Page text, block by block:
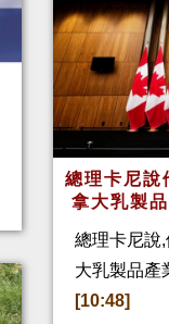
總理卡尼
拿大乳製
總理卡尼說
大乳製品產
[10:48]